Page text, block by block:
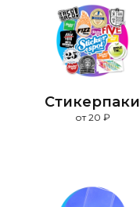
Стикерпаки
от 20 ₽